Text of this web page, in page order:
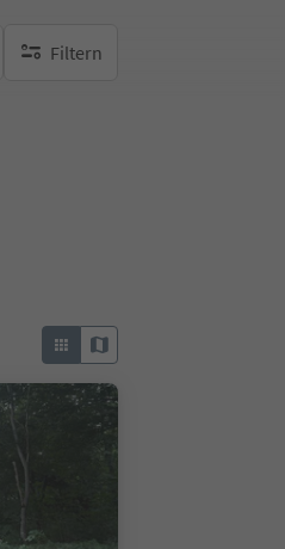
Filtern
keine aktiven Filte